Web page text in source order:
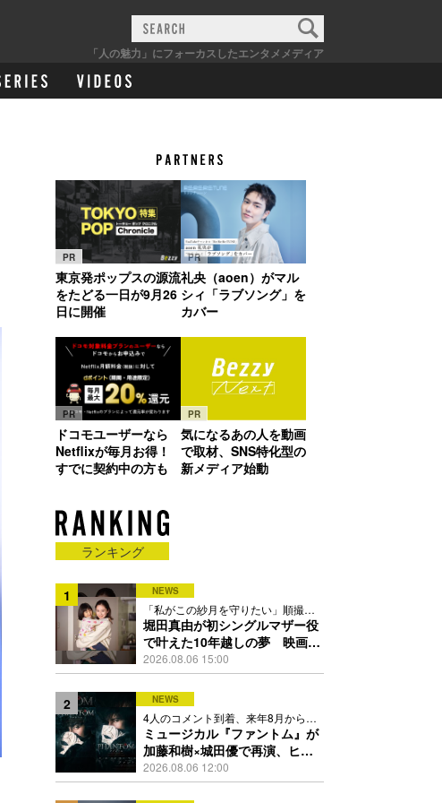
「人の魅力」にフォーカスしたエンタメメディア
PR
東京発ポップスの源流
をたどる一日が9月26
日に開催
PR
礼央（aoen）がマル
シィ「ラブソング」を
カバー
PR
ドコモユーザーなら
Netflixが毎月お得！
すでに契約中の方も
PR
気になるあの人を動画
で取材、SNS特化型の
新メディア始動
ランキング
1 NEWS
「私がこの紗月を守りたい」順撮り
の日々で芽生えた思いとは
堀田真由が初シングルマザー役
で叶えた10年越しの夢 映画
『私はあなたを知らない、』新
写真解禁
2026.08.06 15:00
2 NEWS
4人のコメント到着、来年8月から東
京・大阪・福岡で上演へ
ミュージカル『ファントム』が
加藤和樹×城田優で再演、ヒロ
インは小南満佑子と元ME:I飯田
栞月
2026.08.06 12:00